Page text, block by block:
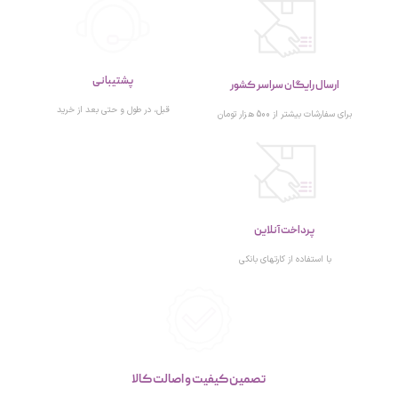
ارسال رایگان سراسر کشور
برای سفارشات بیشتر از 500 هزار تومان
پشتیبانی
قبل، در طول و حتی بعد از خرید
پرداخت آنلاین
با استفاده از کارتهای بانکی
تصمین کیفیت و اصالت کالا